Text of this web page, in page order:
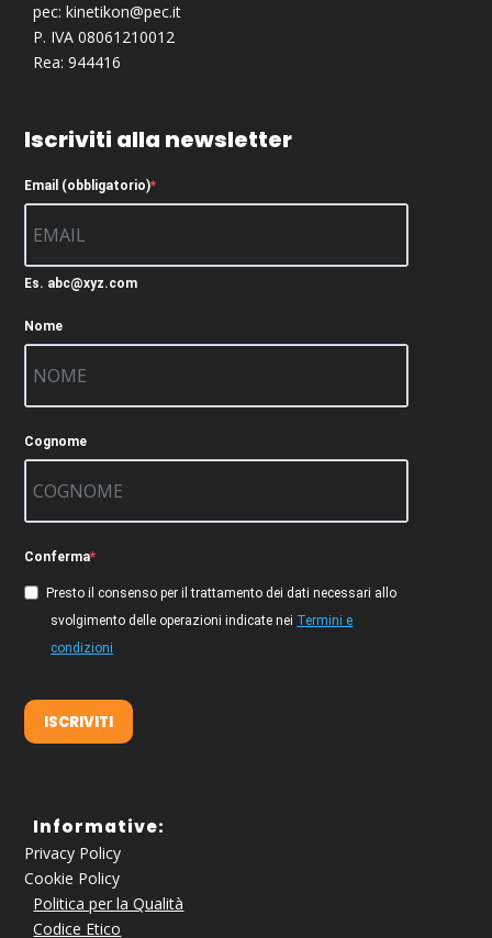
pec:kinetikon@pec.it
P. IVA 08061210012
Rea: 944416
Iscriviti alla newsletter
Email (obbligatorio)
Es. abc@xyz.com
Nome
Cognome
Conferma
Presto il consenso per il trattamento dei dati necessari allo
svolgimento delle operazioni indicate nei Termini e
condizioni
ISCRIVITI
Informative:
Privacy Policy
Cookie Policy
Politica per la Qualità
Codice Etico